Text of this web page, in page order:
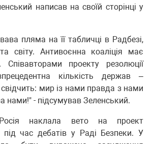
написав на своїй сторінці у
пляма на її табличці в Радбезі,
світу. Антивоєнна коаліція має
Співавторами проекту резолюції
кількість держав –
мир із нами правда з нами
нами!" - підсумував Зеленський.
Росія наклала вето на проект
під час дебатів у Раді Безпеки. У